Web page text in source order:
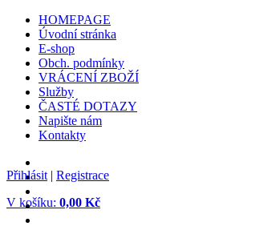
HOMEPAGE
Úvodní stránka
E-shop
Obch. podmínky
VRÁCENÍ ZBOŽÍ
Služby
ČASTÉ DOTAZY
Napište nám
Kontakty
Přihlásit | Registrace
V košíku: 0,00 Kč